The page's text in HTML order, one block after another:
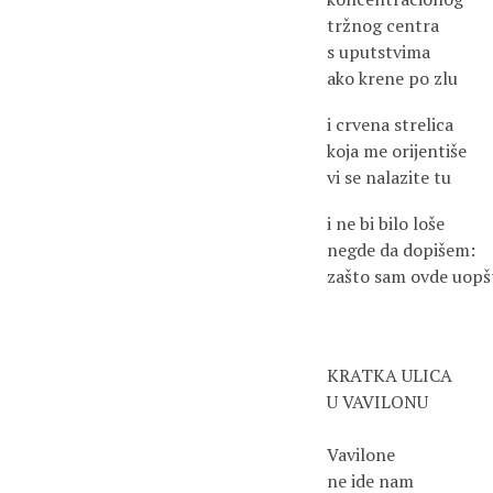
tržnog centra
s uputstvima
ako krene po zlu
i crvena strelica
koja me orijentiše
vi se nalazite tu
i ne bi bilo loše
negde da dopišem:
zašto sam ovde
KRATKA ULICA
U VAVILONU
Vavilone
ne ide nam